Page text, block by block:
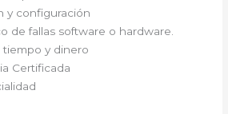
configuración
fallas software o hardware.
y dinero